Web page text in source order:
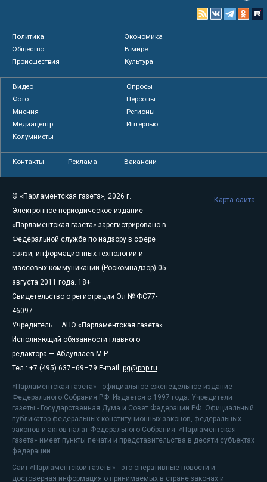
Политика
Экономика
Общество
В мире
Происшествия
Культура
Видео
Опросы
Фото
Персоны
Мнения
Регионы
Медиацентр
Интервью
Колумнисты
Контакты Реклама Вакансии
© «Парламентская газета», 2026 г.
Электронное периодическое издание
«Парламентская газета» зарегистрировано в
Федеральной службе по надзору в сфере
связи, информационных технологий и
массовых коммуникаций (Роскомнадзор) 05
августа 2011 года. 18+
Свидетельство о регистрации Эл № ФС77-
46097
Учредитель — АНО «Парламентская газета»
Исполняющий обязанности главного
редактора — Абдуллаев М.Р.
Тел.: +7 (495) 637–69–79 E-mail: pg@pnp.ru
«Парламентская газета» - официальное еженедельное издание
Федерального Собрания РФ. Издается с 1997 года. Учредители
газеты - Государственная Дума и Совет Федерации РФ. Официальный
публикатор федеральных конституционных законов, федеральных
законов и актов палат Федерального Собрания. «Парламентская
газета» имеет пункты печати и представительства в десяти субъектах
федерации.
Сайт «Парламентской газеты» - это оперативные новости и
достоверная информация о принимаемых в стране законах и
Карта сайта